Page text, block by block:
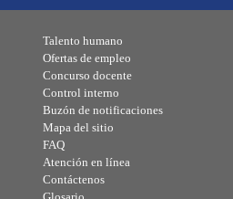
Talento humano
Ofertas de empleo
Concurso docente
Control interno
Buzón de notificaciones
Mapa del sitio
FAQ
Atención en línea
Contáctenos